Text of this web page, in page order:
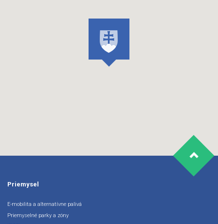
Priemysel
E-mobilita a alternatívne palivá
Priemyselné parky a zóny